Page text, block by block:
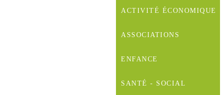
ACTIVITÉ ÉCONOMIQUE
ASSOCIATIONS
ENFANCE
SANTÉ - SOCIAL